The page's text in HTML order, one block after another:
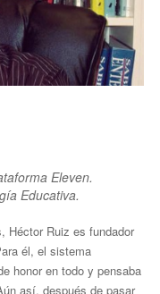
Eleven.
Educativa.
Héctor Ruiz es fundador
él, el sistema
honor en todo y pensaba
así, después de pasar